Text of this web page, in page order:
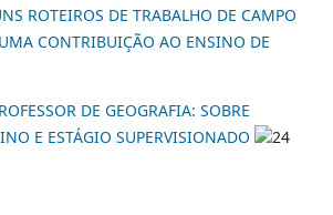
ROTEIROS DE TRABALHO DE CAMPO
CONTRIBUIÇÃO AO ENSINO DE
DE GEOGRAFIA: SOBRE
E ESTÁGIO SUPERVISIONADO
24